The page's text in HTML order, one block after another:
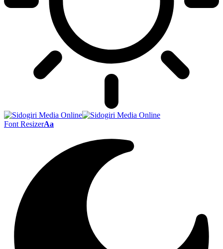
Font ResizerAa